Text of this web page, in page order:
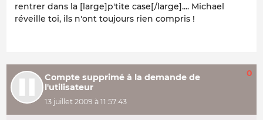
rentrer dans la [large]p'tite case[/large].... Michael
réveille toi, ils n'ont toujours rien compris !
Compte supprimé à la demande de
l'utilisateur
13 juillet 2009 à 11:57:43
0